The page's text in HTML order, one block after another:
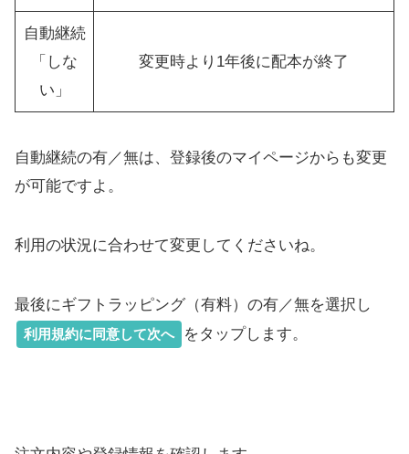
自動継続
「しな
い」
変更時より1年後に配本が終了
自動継続の有／無は、登録後のマイページからも変更
が可能ですよ。
利用の状況に合わせて変更してくださいね。
最後にギフトラッピング（有料）の有／無を選択し
利用規約に同意して次へ をタップします。